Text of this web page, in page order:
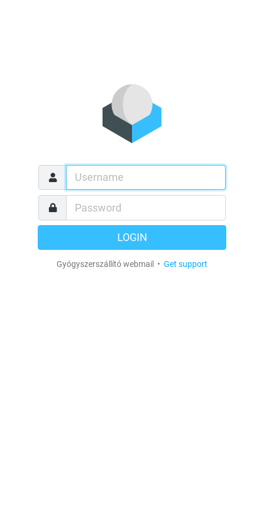
LOGIN
Gyógyszerszállító webmail • Get support